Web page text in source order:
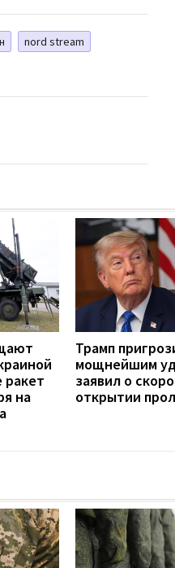
nord stream
ракет
на
Трамп
мощнейшим
заявил о
открытии